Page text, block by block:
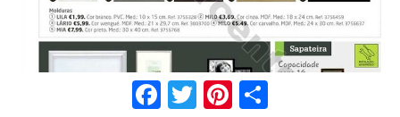
Facebook Twitter Pinterest